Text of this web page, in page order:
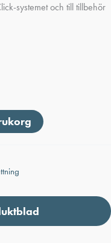
systemet och till tillbehör